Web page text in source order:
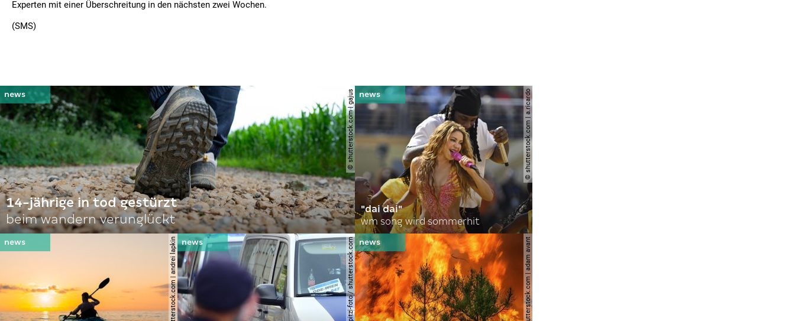
Experten mit einer Überschreitung in den nächsten zwei Wochen.
(SMS)
© shutterstock.com | gajus
14-jährige in tod gestürzt
beim wandern verunglückt
© shutterstock.com | a.ricardo
"dai dai"
wm song wird sommerhit
© shutterstock.com | andrei lapkin © spitzi-foto / shutterstock.com © shutterstock.com | adam avant